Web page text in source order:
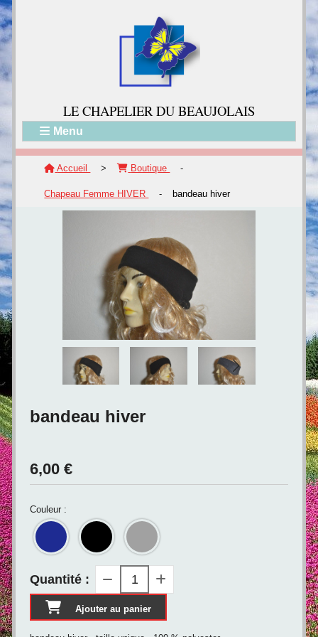
LE CHAPELIER DU BEAUJOLAIS
Menu
Accueil > Boutique -
Chapeau Femme HIVER - bandeau hiver
bandeau hiver
6,00 €
Couleur :
Quantité :
Ajouter au panier